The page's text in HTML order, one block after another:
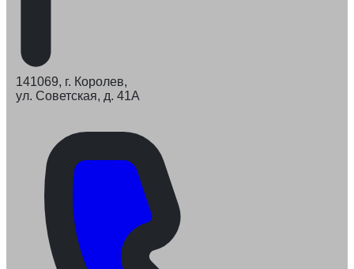
141069, г. Королев,
ул. Советская, д. 41А